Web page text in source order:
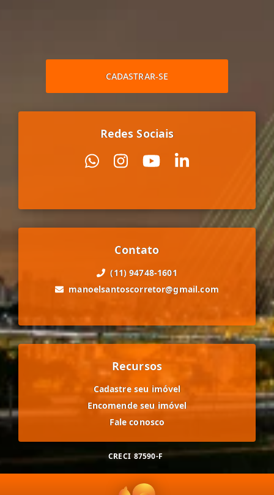
CADASTRAR-SE
Redes Sociais
Contato
(11) 94748-1601
manoelsantoscorretor@gmail.com
Recursos
Cadastre seu imóvel
Encomende seu imóvel
Fale conosco
CRECI 87590-F